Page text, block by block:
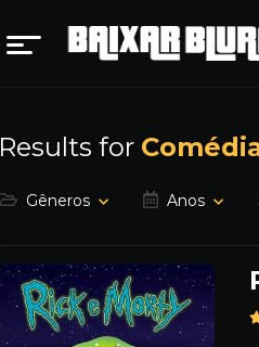
Results for
Gêneros Anos